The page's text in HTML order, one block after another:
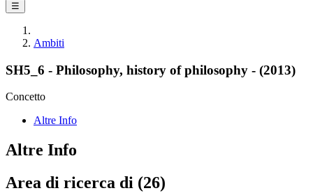
☰
Ambiti
SH5_6 - Philosophy, history of philosophy - (2013)
Concetto
Altre Info
Altre Info
Area di ricerca di (26)